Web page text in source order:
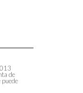
de
puede